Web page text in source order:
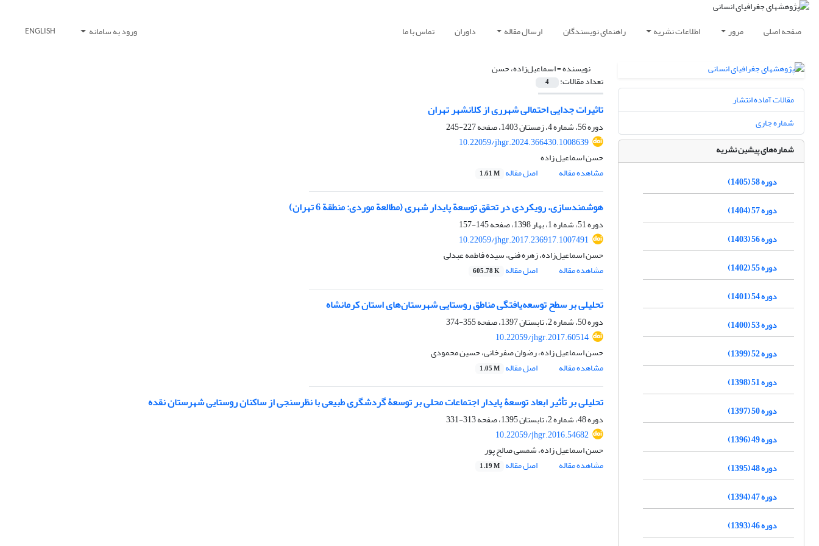
صفحه اصلی مرور اطلاعات نشریه راهنمای نویسندگان ارسال مقاله داوران تماس با ما ورود به سامانه ENGLISH
نویسنده =اسماعیل‌زاده، حسن
تعداد مقالات: 4
تاثیرات جدایی احتمالی شهرری از کلانشهر تهران
دوره 56، شماره 4، زمستان 1403، صفحه
227-245
10.22059/jhgr.2024.366430.1008639
حسن اسماعیل زاده
مشاهده مقاله
اصل مقاله 1.61 M
هوشمندسازی، رویکردی در تحقق توسعة پایدار شهری (مطالعة موردی: منطقة 6 تهران)
دوره 51، شماره 1، بهار 1398، صفحه
145-157
10.22059/jhgr.2017.236917.1007491
حسن اسماعیل‌زاده، زهره فنی، سیده فاطمه عبدلی
مشاهده مقاله
اصل مقاله 605.78 K
تحلیلی بر سطح توسعه‌یافتگی مناطق روستایی شهرستان‌های استان کرمانشاه
دوره 50، شماره 2، تابستان 1397، صفحه
355-374
10.22059/jhgr.2017.60514
حسن اسماعیل زاده، رضوان صفرخانی، حسین محمودی
مشاهده مقاله
اصل مقاله 1.05 M
تحلیلی بر تأثیر ابعاد توسعۀ پایدار اجتماعات محلی بر توسعۀ گردشگری طبیعی با نظرسنجی از ساکنان روستایی شهرستان نقده
دوره 48، شماره 2، تابستان 1395، صفحه
313-331
10.22059/jhgr.2016.54682
حسن اسماعیل زاده، شمسی صالح پور
مشاهده مقاله
اصل مقاله 1.19 M
مقالات آماده انتشار
شماره جاری
شماره‌های پیشین نشریه
دوره 58 (1405)
دوره 57 (1404)
دوره 56 (1403)
دوره 55 (1402)
دوره 54 (1401)
دوره 53 (1400)
دوره 52 (1399)
دوره 51 (1398)
دوره 50 (1397)
دوره 49 (1396)
دوره 48 (1395)
دوره 47 (1394)
دوره 46 (1393)